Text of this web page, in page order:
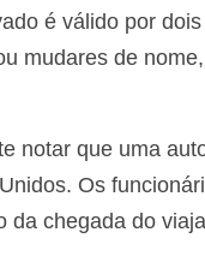
é válido por
mudares de
notar que uma
Os
da chegada do